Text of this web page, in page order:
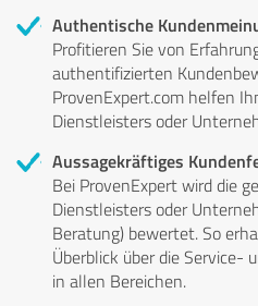
Authentische
Profitieren Sie von
authentifizierten
ProvenExpert.com helfen
Dienstleisters oder
Aussagekräftiges
Bei ProvenExpert wird die
Dienstleisters oder
Beratung) bewertet. So
Überblick über die Service-
in allen Bereichen.